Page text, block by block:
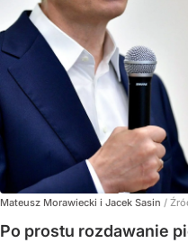
Mateusz Morawiecki i Jacek Sasin /
Po prostu rozdawanie